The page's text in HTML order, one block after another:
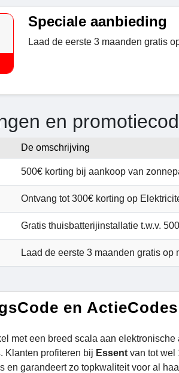
Speciale aanbieding
Laad de eerste 3 maanden gratis
en
De omschrijving
500€ korting bij aankoop van
Ontvang tot 300€ korting op
Gratis thuisbatterijinstallatie t.w.v.
Laad de eerste 3 maanden gratis op
en ActieCodes
met een breed scala aan
Klanten profiteren bij Essent van tot wel
en garandeert zo topkwaliteit voor al